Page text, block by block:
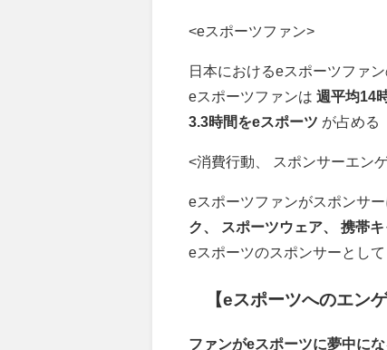
<eスポーツファン>
日本におけるeスポーツファ
eスポーツファンは 週平均14
3.3時間をeスポーツ が占める
<消費行動、 スポンサーエン
eスポーツファンがスポンサ
ク、 スポーツウェア、 携帯
eスポーツのスポンサーとして
【eスポーツへのエン
ファンがeスポーツに夢中に